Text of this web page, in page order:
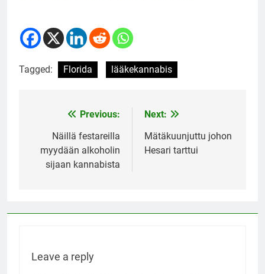
Tagged: Florida lääkekannabis
navigation
Previous:
Näillä festareilla
myydään alkoholin
sijaan kannabista
Next:
Mätäkuunjuttu johon
Hesari tarttui
Leave a reply